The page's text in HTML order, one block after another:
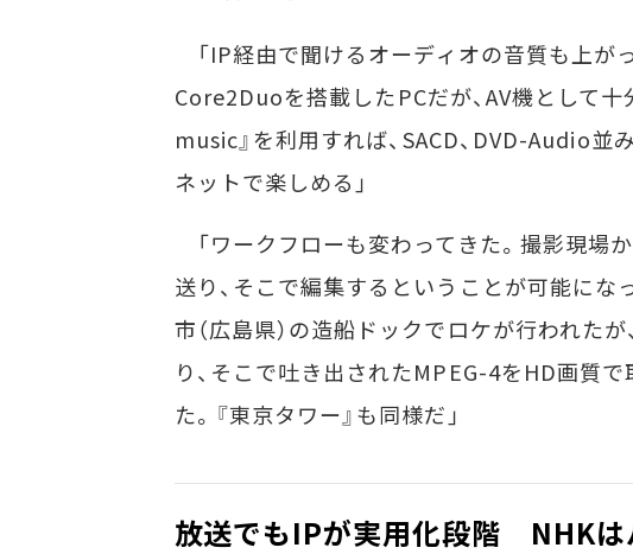
「IP経由で聞けるオーディオの音質も上が
Core2Duoを搭載したPCだが、AV機として
music』を利用すれば、SACD、DVD-Audio並
ネットで楽しめる」
「ワークフローも変わってきた。撮影現場
送り、そこで編集するということが可能にな
市（広島県）の造船ドックでロケが行われた
り、そこで吐き出されたMPEG-4をHD画質
た。『東京タワー』も同様だ」
放送でもIPが実用化段階 NHKは